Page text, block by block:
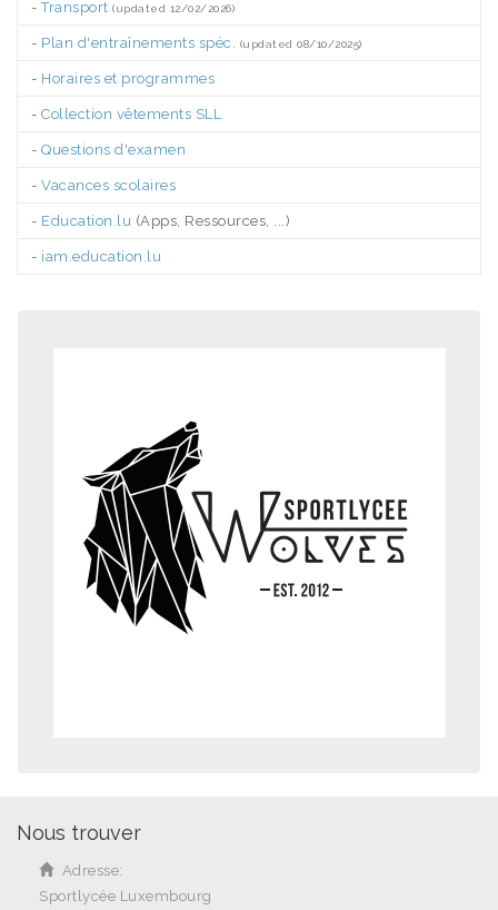
-Transport (updated 12/02/2026)
- Plan d'entraînements spéc. (updated 08/10/2025)
- Horaires et programmes
- Collection vêtements SLL
- Questions d'examen
- Vacances scolaires
- Education.lu (Apps, Ressources, ...)
- iam.education.lu
Nous trouver
Adresse:
Sportlycée Luxembourg